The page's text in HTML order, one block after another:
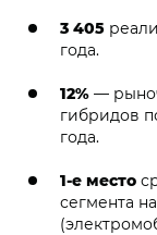
3 405
года.
12% —
гибридов
года.
1-е место
сегмента